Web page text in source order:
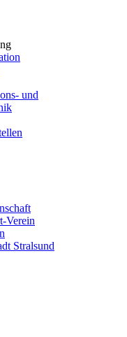
und
Verein
Stralsund